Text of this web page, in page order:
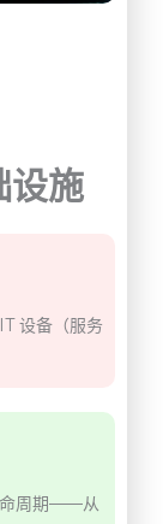
设施
设备（服务
命周期——从